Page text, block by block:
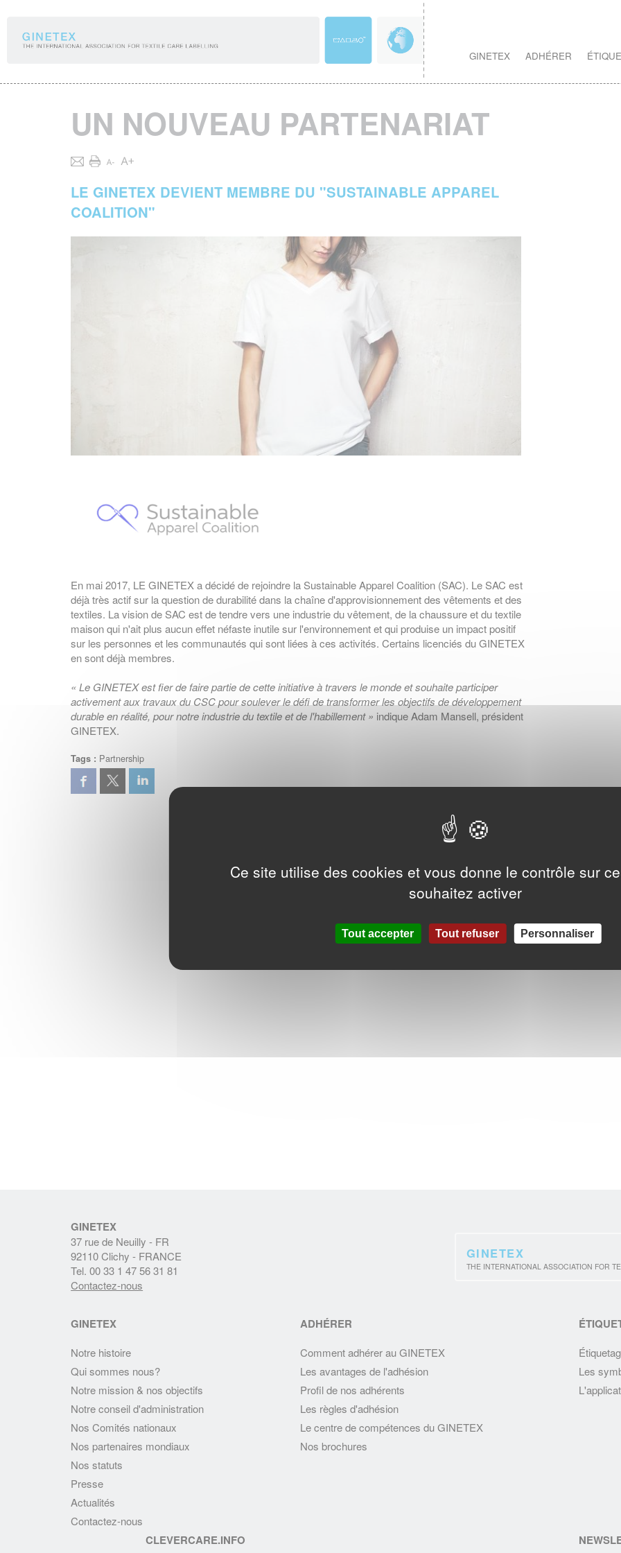
GINETEX ADHÉRER
UN NOUVEAU PARTENARIAT
LE GINETEX DEVIENT MEMBRE DU "SUSTAINABLE APPAREL
COALITION"
En mai 2017, LE GINETEX a décidé de rejoindre la Sustainable Apparel Coalition (SAC). Le SAC est
déjà très actif sur la question de durabilité dans la chaîne d'approvisionnement des vêtements et des
textiles. La vision de SAC est de tendre vers une industrie du vêtement, de la chaussure et du textile
maison qui n'ait plus aucun effet néfaste inutile sur l'environnement et qui produise un impact positif
sur les personnes et les communautés qui sont liées à ces activités. Certains licenciés du GINETEX
en sont déjà membres.
« Le GINETEX est fier de faire partie de cette initiative à travers le monde et souhaite participer
activement aux travaux du CSC pour soulever le défi de transformer les objectifs de développement
durable en réalité, pour notre industrie du textile et de l'habillement » indique Adam Mansell, président
GINETEX.
Tags : Partnership
GINETEX
37 rue de Neuilly - FR
92110 Clichy - FRANCE
Tel. 00 33 1 47 56 31 81
Contactez-nous
GINETEX
THE INTERNATIONAL ASSOCIATION FOR
GINETEX
Notre histoire
Qui sommes nous?
Notre mission & nos objectifs
Notre conseil d'administration
Nos Comités nationaux
Nos partenaires mondiaux
Nos statuts
Presse
Actualités
Contactez-nous
ADHÉRER
Comment adhérer au GINETEX
Les avantages de l'adhésion
Profil de nos adhérents
Les règles d'adhésion
Le centre de compétences du GINETEX
Nos brochures
Les
CLEVERCARE.INFO
Ce site utilise des cookies et vous donne le contrôle sur
souhaitez activer
Tout accepter Tout refuser Personnaliser